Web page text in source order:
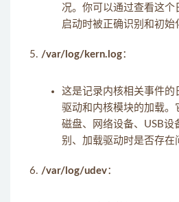
况。你可以通过查看这个
启动时被正确识别和初始
/var/log/kern.log：
这是记录内核相关事件的
驱动和内核模块的加载。
磁盘、网络设备、USB设
别、加载驱动时是否存在
/var/log/udev：